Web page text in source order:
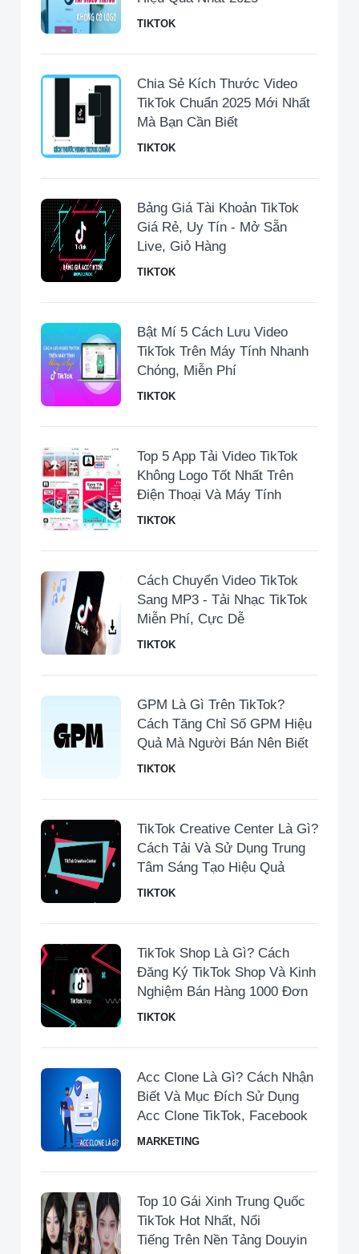
TIKTOK
Chia Sẻ Kích Thước Video
TikTok Chuẩn 2025 Mới Nhất
Mà Bạn Cần Biết
TIKTOK
Bảng Giá Tài Khoản TikTok
Giá Rẻ, Uy Tín - Mở Sẵn
Live, Giỏ Hàng
TIKTOK
Bật Mí 5 Cách Lưu Video
TikTok Trên Máy Tính Nhanh
Chóng, Miễn Phí
TIKTOK
Top 5 App Tải Video TikTok
Không Logo Tốt Nhất Trên
Điện Thoại Và Máy Tính
TIKTOK
Cách Chuyển Video TikTok
Sang MP3 - Tải Nhạc TikTok
Miễn Phí, Cực Dễ
TIKTOK
GPM Là Gì Trên TikTok?
Cách Tăng Chỉ Số GPM Hiệu
Quả Mà Người Bán Nên Biết
TIKTOK
TikTok Creative Center Là Gì?
Cách Tải Và Sử Dụng Trung
Tâm Sáng Tạo Hiệu Quả
TIKTOK
TikTok Shop Là Gì? Cách
Đăng Ký TikTok Shop Và Kinh
Nghiệm Bán Hàng 1000 Đơn
TIKTOK
Acc Clone Là Gì? Cách Nhận
Biết Và Mục Đích Sử Dụng
Acc Clone TikTok, Facebook
MARKETING
Top 10 Gái Xinh Trung Quốc
TikTok Hot Nhất, Nổi
Tiếng Trên Nền Tảng Douyin